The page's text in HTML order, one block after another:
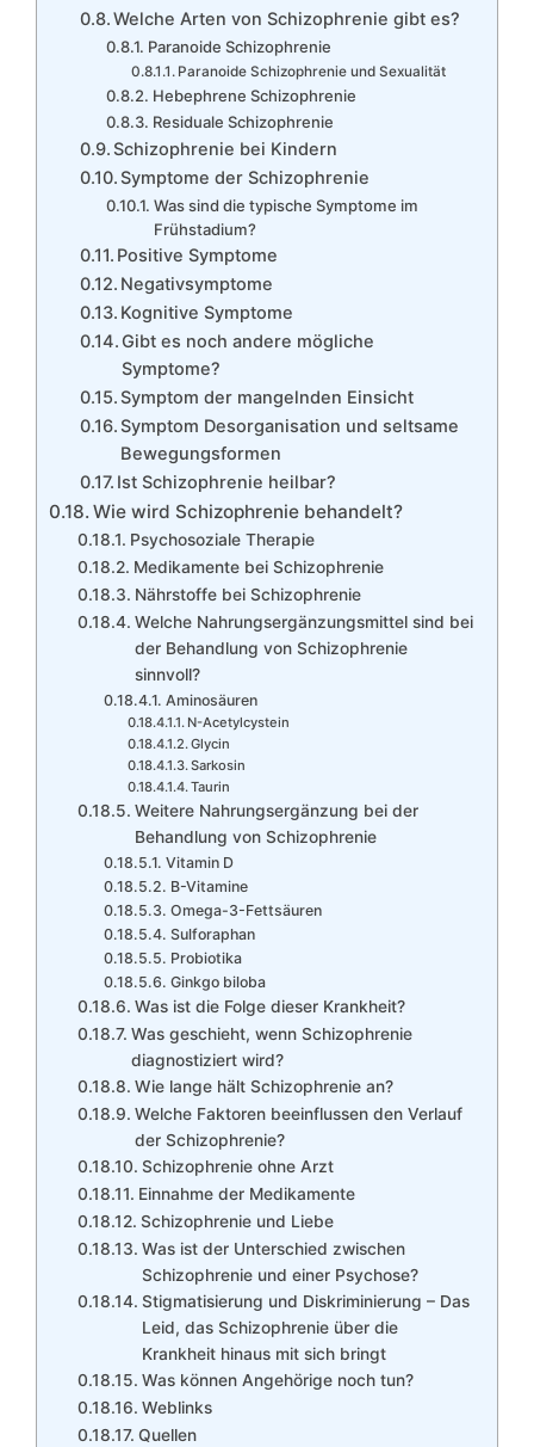
Welche Arten von Schizophrenie gibt es?
Paranoide Schizophrenie
Paranoide Schizophrenie und Sexualität
Hebephrene Schizophrenie
Residuale Schizophrenie
Schizophrenie bei Kindern
Symptome der Schizophrenie
Was sind die typische Symptome im
Frühstadium?
Positive Symptome
Negativsymptome
Kognitive Symptome
Gibt es noch andere mögliche
Symptome?
Symptom der mangelnden Einsicht
Symptom Desorganisation und seltsame
Bewegungsformen
Ist Schizophrenie heilbar?
Wie wird Schizophrenie behandelt?
Psychosoziale Therapie
Medikamente bei Schizophrenie
Nährstoffe bei Schizophrenie
Welche Nahrungsergänzungsmittel sind bei
der Behandlung von Schizophrenie
sinnvoll?
Aminosäuren
N-Acetylcystein
Glycin
Sarkosin
Taurin
Weitere Nahrungsergänzung bei der
Behandlung von Schizophrenie
Vitamin D
B-Vitamine
Omega-3-Fettsäuren
Sulforaphan
Probiotika
Ginkgo biloba
Was ist die Folge dieser Krankheit?
Was geschieht, wenn Schizophrenie
diagnostiziert wird?
Wie lange hält Schizophrenie an?
Welche Faktoren beeinflussen den Verlauf
der Schizophrenie?
Schizophrenie ohne Arzt
Einnahme der Medikamente
Schizophrenie und Liebe
Was ist der Unterschied zwischen
Schizophrenie und einer Psychose?
Stigmatisierung und Diskriminierung – Das
Leid, das Schizophrenie über die
Krankheit hinaus mit sich bringt
Was können Angehörige noch tun?
Weblinks
Quellen